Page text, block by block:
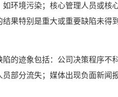
环境污染；核心管理人员或核
果特别是重大或重要缺陷未得
的迹象包括：公司决策程序不
部分流失；媒体出现负面新闻